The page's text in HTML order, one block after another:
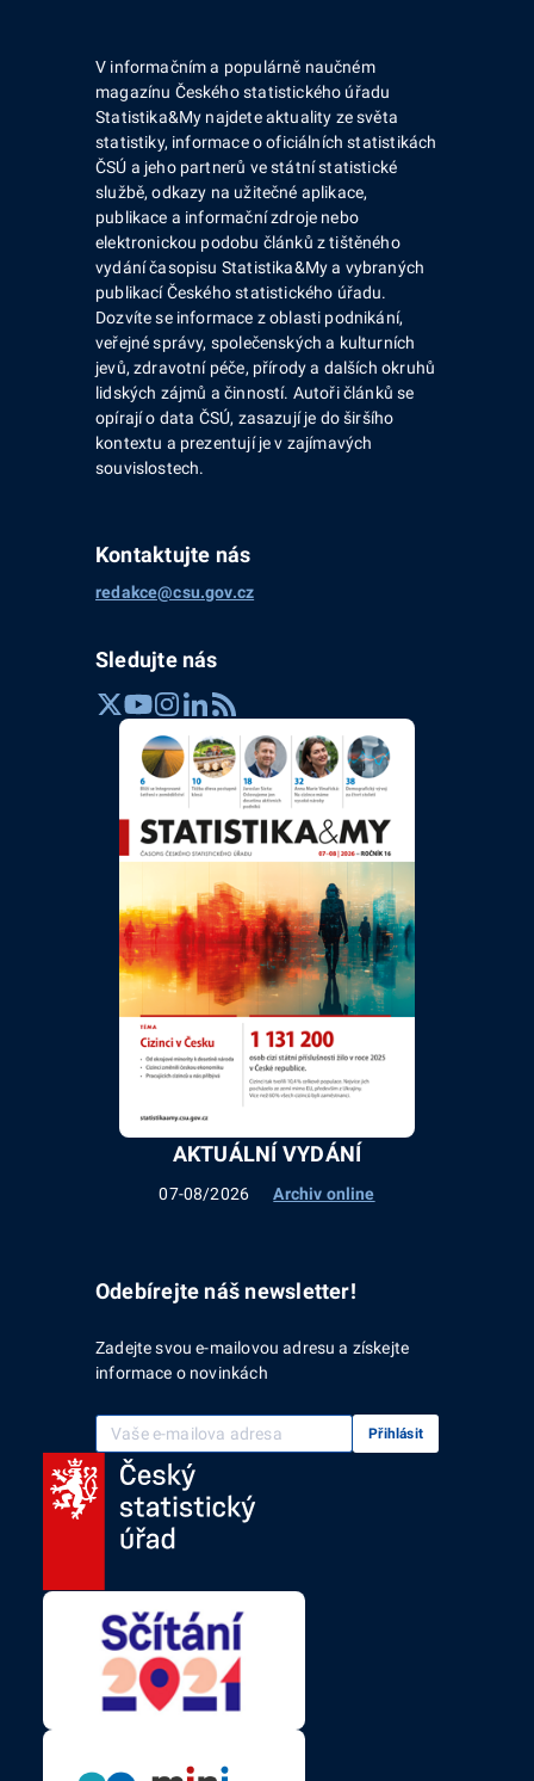
V informačním a populárně naučném
magazínu Českého statistického úřadu
Statistika&My najdete aktuality ze světa
statistiky, informace o oficiálních statistikách
ČSÚ a jeho partnerů ve státní statistické
službě, odkazy na užitečné aplikace,
publikace a informační zdroje nebo
elektronickou podobu článků z tištěného
vydání časopisu Statistika&My a vybraných
publikací Českého statistického úřadu.
Dozvíte se informace z oblasti podnikání,
veřejné správy, společenských a kulturních
jevů, zdravotní péče, přírody a dalších okruhů
lidských zájmů a činností. Autoři článků se
opírají o data ČSÚ, zasazují je do širšího
kontextu a prezentují je v zajímavých
souvislostech.
Kontaktujte nás
redakce@csu.gov.cz
Sledujte nás
AKTUÁLNÍ VYDÁNÍ
07-08/2026 Archiv online
Odebírejte náš newsletter!
Zadejte svou e-mailovou adresu a získejte
informace o novinkách
Vaše e-mailová adresa Přihlásit